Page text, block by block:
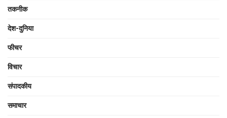
तकनीक
देश-दुनिया
फीचर
विचार
संपादकीय
समाचार